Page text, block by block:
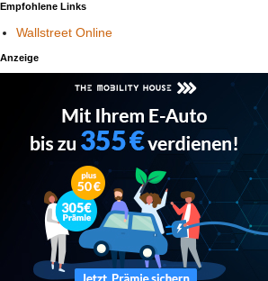
Empfohlene Links
Wallstreet Online
Anzeige